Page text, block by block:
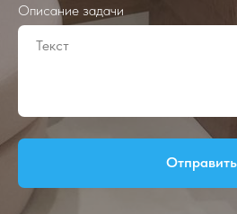
Описание задачи
Отправить